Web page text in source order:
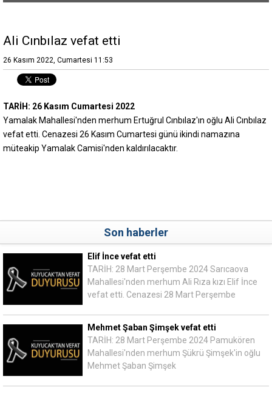
Ali Cınbılaz vefat etti
26 Kasım 2022, Cumartesi 11:53
TARİH: 26 Kasım Cumartesi 2022
Yamalak Mahallesi'nden merhum Ertuğrul Cınbılaz'ın oğlu Ali Cınbılaz
vefat etti. Cenazesi 26 Kasım Cumartesi günü ikindi namazına
müteakip Yamalak Camisi'nden kaldırılacaktır.
Son haberler
Elif İnce vefat etti
TARİH: 28 Mart Perşembe 2024 Sarıcaova
Mahallesi'nden merhum Ali Rıza kızı Elif İnce
vefat etti. Cenazesi 28 Mart Perşembe
Mehmet Şaban Şimşek vefat etti
TARİH: 28 Mart Perşembe 2024 Pamukören
Mahallesi'nden merhum Şükrü Şimşek'in oğlu
Mehmet Şaban Şimşek